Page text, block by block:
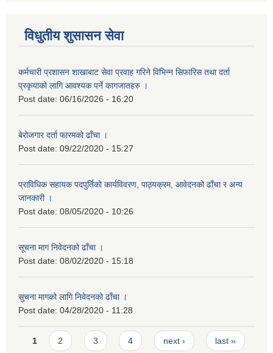
विधुतीय शुसासन सेवा
कर्मचारी प्रशासन शाखाबाट सेवा प्रवाह गरिने विभिन्न सिफारिस तथा दर्ता
प्रकृयाको लागि आवश्यक पर्ने कागजातहरु ।
Post date: 06/16/2026 - 16:20
बेरोजगार दर्ता फारमको ढाँचा ।
Post date: 09/22/2020 - 15:27
प्राविधिक सहायक पदपुर्तिको कार्यविवरण, पाठ्यक्रम, आवेदनको ढाँचा र अन्य
जानकारी ।
Post date: 08/05/2020 - 10:26
सूचना माग निवेदनको ढाँचा ।
Post date: 08/02/2020 - 15:18
सुचना मागको लागि निवेदनको ढाँचा ।
Post date: 04/28/2020 - 11:28
Pages
1 2 3 4 next › last »